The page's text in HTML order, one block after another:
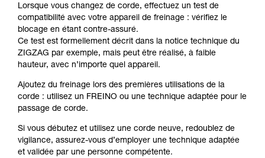
Lorsque vous changez de corde, effectuez un test de
compatibilité avec votre appareil de freinage : vérifiez le
blocage en étant contre-assuré.
Ce test est formellement décrit dans la notice technique du
ZIGZAG par exemple, mais peut être réalisé, à faible
hauteur, avec n’importe quel appareil.
Ajoutez du freinage lors des premières utilisations de la
corde : utilisez un FREINO ou une technique adaptée pour le
passage de corde.
Si vous débutez et utilisez une corde neuve, redoublez de
vigilance, assurez-vous d’employer une technique adaptée
et validée par une personne compétente.